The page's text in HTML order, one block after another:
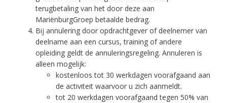
terugbetaling van het door deze aan
MariënburgGroep betaalde bedrag.
Bij annulering door opdrachtgever of deelnemer van
deelname aan een cursus, training of andere
opleiding geldt de annuleringsregeling. Annuleren is
alleen mogelijk:
kostenloos tot 30 werkdagen voorafgaand aan
de activiteit waarvoor u zich aanmeldt.
tot 20 werkdagen voorafgaand tegen 50% van